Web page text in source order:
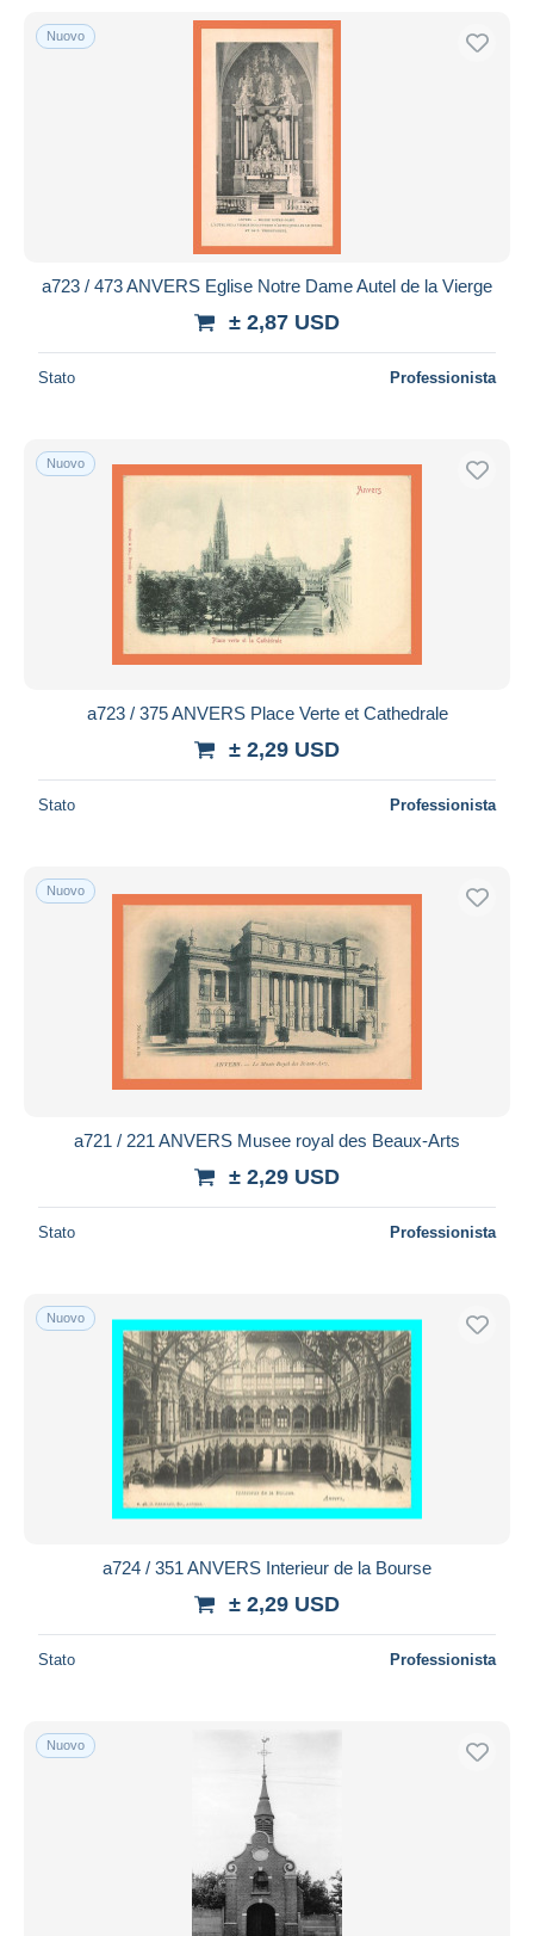
Nuovo
a723 / 473 ANVERS Eglise Notre Dame Autel de la Vierge
± 2,87 USD
Stato Professionista
Nuovo
a723 / 375 ANVERS Place Verte et Cathedrale
± 2,29 USD
Stato Professionista
Nuovo
a721 / 221 ANVERS Musee royal des Beaux-Arts
± 2,29 USD
Stato Professionista
Nuovo
a724 / 351 ANVERS Interieur de la Bourse
± 2,29 USD
Stato Professionista
Nuovo